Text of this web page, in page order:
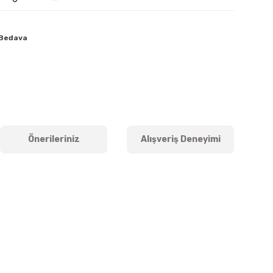
Önerileriniz Alışveriş Deneyimi